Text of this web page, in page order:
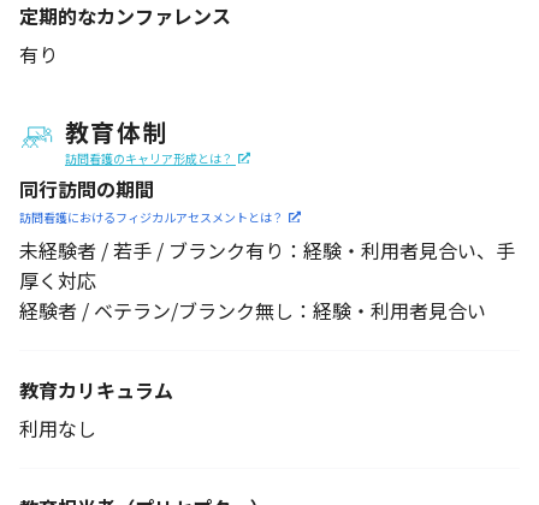
定期的なカンファレンス
有り
教育体制
訪問看護のキャリア形成とは？
同行訪問の期間
訪問看護におけるフィジカルアセスメントとは？
未経験者 / 若手 / ブランク有り：経験・利用者見合い、手
厚く対応
経験者 / ベテラン/ブランク無し：経験・利用者見合い
教育カリキュラム
利用なし